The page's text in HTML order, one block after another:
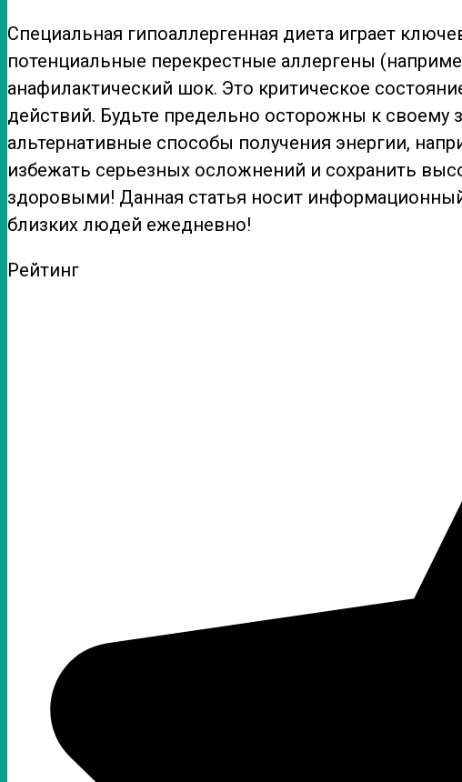
Специальная гипоаллергенная диета играет
потенциальные перекрестные аллергены
анафилактический шок. Это критическое
действий. Будьте предельно осторожны к своему
альтернативные способы получения энергии,
избежать серьезных осложнений и сохранить
здоровыми! Данная статья носит
близких людей ежедневно!
Рейтинг